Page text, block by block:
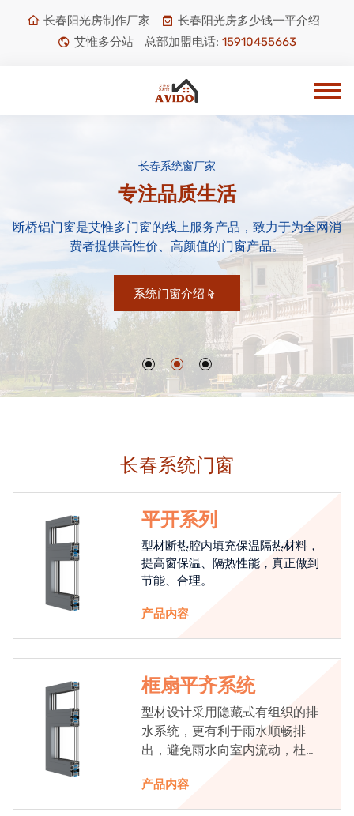
长春阳光房制作厂家
长春阳光房多少钱一平介绍
艾惟多分站
总部加盟电话: 15910455663
长春系统窗厂家
专注品质生活
断桥铝门窗是艾惟多门窗的线上服务产品，致力于为全网消
费者提供高性价、高颜值的门窗产品。
系统门窗介绍
长春系统门窗
平开系列
型材断热腔内填充保温隔热材料，
提高窗保温、隔热性能，真正做到
节能、合理。
产品内容
框扇平齐系统
型材设计采用隐藏式有组织的排
水系统，更有利于雨水顺畅排
出，避免雨水向室内流动，杜绝
产品内容